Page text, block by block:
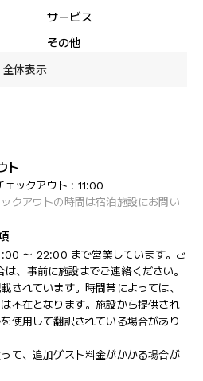
サービス
その他
全体表示
ト
ックアウト : 11:00
クアウトの時間は宿泊施設にお問い
～ 22:00 まで営業しています。ご
、事前に施設までご連絡ください。
されています。時間帯によっては、
不在となります。施設から提供され
使用して翻訳されている場合があり
て、追加ゲスト料金がかかる場合が